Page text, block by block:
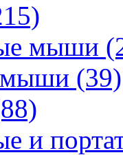
мыши
мыши (39)
и